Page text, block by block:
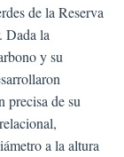
de la Reserva
Dada la
y su
precisa de su
a la altura